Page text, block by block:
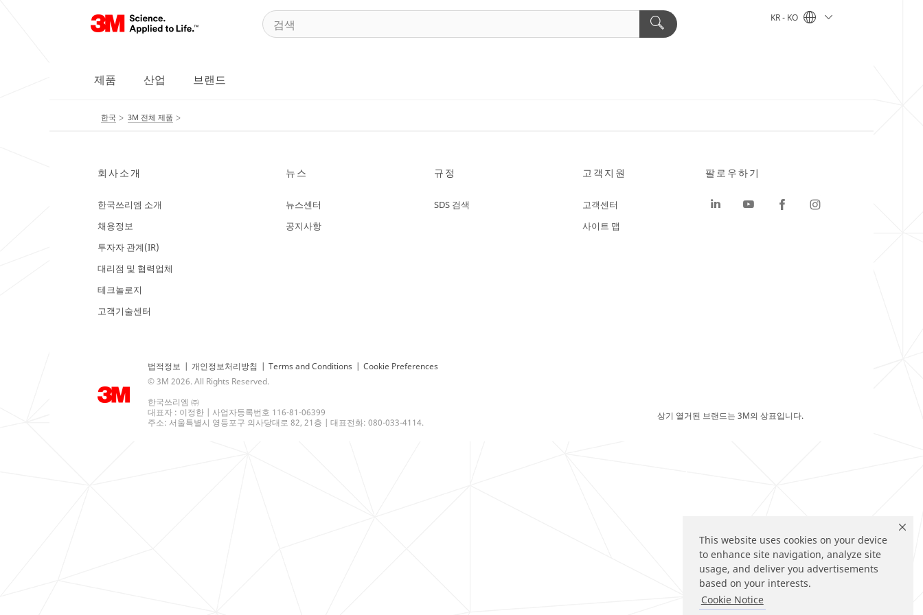
This website uses cookies on your device
to enhance site navigation, analyze site
usage, and deliver you advertisements
based on your interests.
Cookie Notice
KR - KO
제품 산업 브랜드
한국 3M 전체 제품
회사소개
한국쓰리엠 소개
채용정보
투자자 관계(IR)
대리점 및 협력업체
테크놀로지
고객기술센터
뉴스
뉴스센터
공지사항
규정
SDS 검색
고객지원
고객센터
사이트 맵
법적정보 | 개인정보처리방침 | Terms and Conditions | Cookie Preferences
© 3M 2026. All Rights Reserved.
한국쓰리엠 ㈜
대표자 : 이정한 | 사업자등록번호 116-81-06399
주소: 서울특별시 영등포구 의사당대로 82, 21층 | 대표전화: 080-033-4114.
팔로우하기
상기 열거된 브랜드는 3M의 상표입니다.